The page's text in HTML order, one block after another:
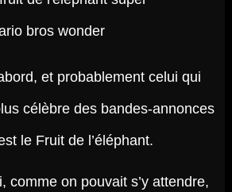
et probablement celui qui
célèbre des bandes-annonces
le Fruit de l’éléphant.
comme on pouvait s’y attendre,